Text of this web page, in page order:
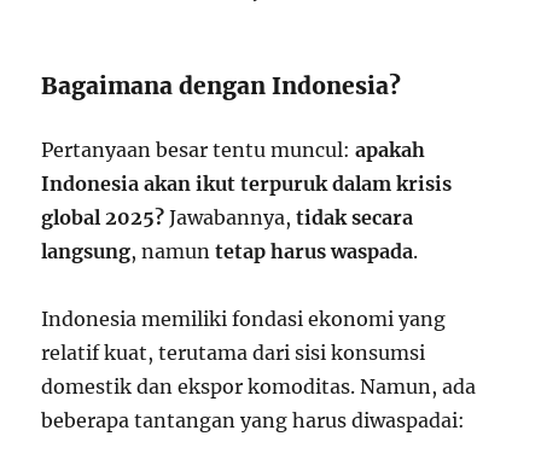
Bagaimana dengan Indonesia?
Pertanyaan besar tentu muncul:apakah
Indonesia akan ikut terpuruk dalam krisis
global 2025? Jawabannya,tidak secara
langsung, namuntetap harus waspada.
Indonesia memiliki fondasi ekonomi yang
relatif kuat, terutama dari sisi konsumsi
domestik dan ekspor komoditas. Namun, ada
beberapa tantangan yang harus diwaspadai: